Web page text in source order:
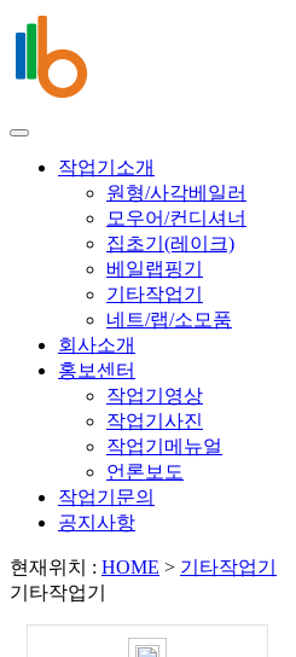
작업기소개
원형/사각베일러
모우어/컨디셔너
집초기(레이크)
베일랩핑기
기타작업기
네트/랩/소모품
회사소개
홍보센터
작업기영상
작업기사진
작업기메뉴얼
언론보도
작업기문의
공지사항
현재위치 : HOME > 기타작업기
기타작업기